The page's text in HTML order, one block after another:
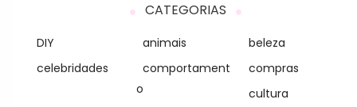
CATEGORIAS
DIY animais
beleza
celebridades
comportament
o
compras
cultura